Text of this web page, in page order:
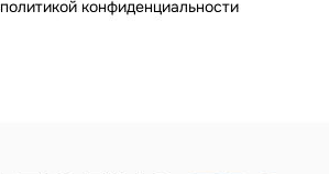
политикой конфиденциальности